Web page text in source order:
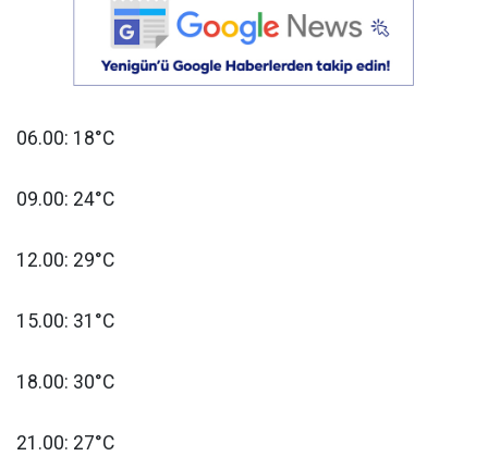
06.00: 18°C
09.00: 24°C
12.00: 29°C
15.00: 31°C
18.00: 30°C
21.00: 27°C